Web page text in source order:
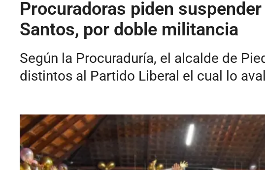
Procuradoras piden
Santos, por doble militancia
Según la Procuraduría, el alcalde de
distintos al Partido Liberal el cual lo